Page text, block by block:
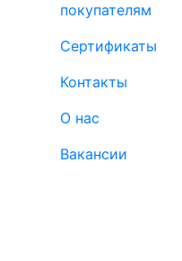
покупателям
Сертификаты
Контакты
О нас
Вакансии